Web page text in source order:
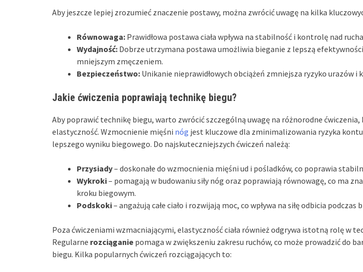
Aby jeszcze lepiej zrozumieć znaczenie postawy, można zwrócić uwagę na kilka
Równowaga: Prawidłowa postawa ciała wpływa na stabilność i kontrolę nad
Wydajność: Dobrze utrzymana postawa umożliwia bieganie z lepszą
mniejszym zmęczeniem.
Bezpieczeństwo: Unikanie nieprawidłowych obciążeń zmniejsza ryzyko urazów i
Jakie ćwiczenia poprawiają technikę biegu?
Aby poprawić technikę biegu, warto zwrócić szczególną uwagę na różnorodne ćwiczenia,
elastyczność. Wzmocnienie mięśni nóg jest kluczowe dla zminimalizowania ryzyka
lepszego wyniku biegowego. Do najskuteczniejszych ćwiczeń należą:
Przysiady– doskonałe do wzmocnienia mięśni ud i pośladków, co poprawia
Wykroki– pomagają w budowaniu siły nóg oraz poprawiają równowagę, co ma
kroku biegowym.
Podskoki– angażują całe ciało i rozwijają moc, co wpływa na siłę odbicia podczas
Poza ćwiczeniami wzmacniającymi, elastyczność ciała również odgrywa istotną rolę w
Regularne rozciąganie pomaga w zwiększeniu zakresu ruchów, co może prowadzić do
biegu. Kilka popularnych ćwiczeń rozciągających to: